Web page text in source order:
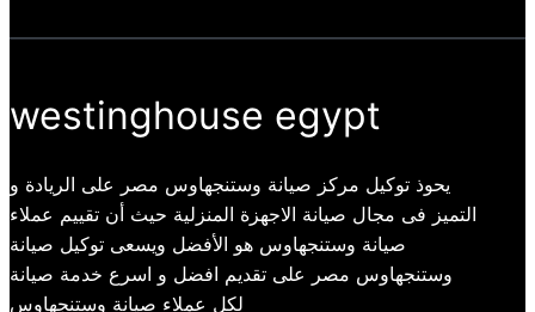
westinghouse egypt
يحوذ توكيل مركز صيانة وستنجهاوس مصر على الريادة و
التميز فى مجال صيانة الاجهزة المنزلية حيث أن تقييم عملاء
صيانة وستنجهاوس هو الأفضل ويسعى توكيل صيانة
وستنجهاوس مصر على تقديم افضل و اسرع خدمة صيانة
لكل عملاء صيانة وستنجهاوس